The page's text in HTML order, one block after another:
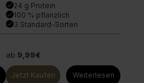
done 24 g Protein
done 100 % pflanzlich
done 3 Standard-Sorten
ab 9,99€
Jetzt Kaufen Weiterlesen